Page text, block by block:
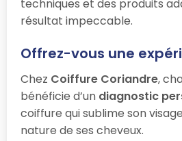
techniques et des produits
résultat impeccable.
Offrez-vous une
Chez Coiffure Coriandre,
bénéficie d’un diagnostic
coiffure qui sublime son
nature de ses cheveux.